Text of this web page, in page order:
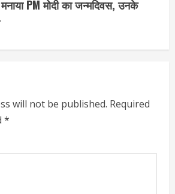
PM मोदी का जन्‍मद‍िवस, उनके
will not be published. Required
*